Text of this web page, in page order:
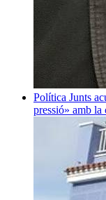
Política Junts
pressió» amb